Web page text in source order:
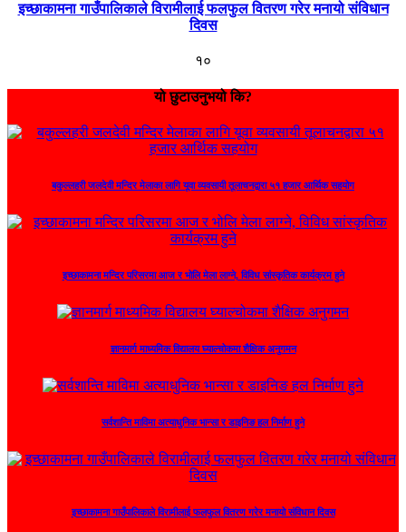
इच्छाकामना गाउँपालिकाले विरामीलाई फलफुल वितरण गरेर मनायो संविधान
दिवस
१०
यो छुटाउनुभयो कि?
बकुल्लहरी जलदेवी मन्दिर मेलाका लागि यूवा व्यवसायी तूलाचनद्वारा ५१ हजार आर्थिक सहयोग
इच्छाकामना मन्दिर परिसरमा आज र भोलि मेला लाग्ने, विविध सांस्कृतिक कार्यक्रम हुने
ज्ञानमार्ग माध्यमिक विद्यालय घ्याल्चोकमा शैक्षिक अनुगमन
सर्वशान्ति माविमा अत्याधुनिक भान्सा र डाइनिङ हल निर्माण हुने
इच्छाकामना गाउँपालिकाले विरामीलाई फलफुल वितरण गरेर मनायो संविधान दिवस